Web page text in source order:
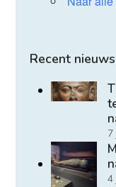
Recent nieuws
7
4